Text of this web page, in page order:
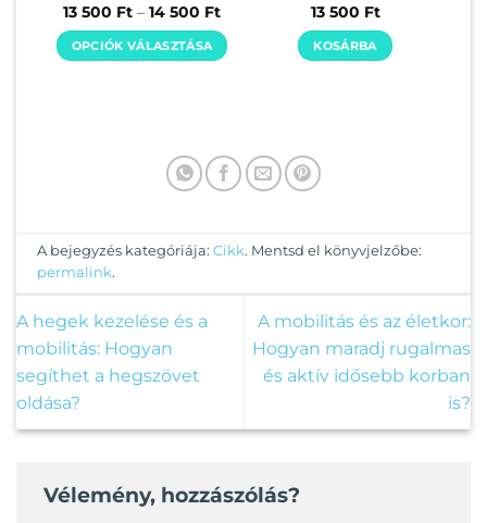
Értékelés:5
/ 5
13 500 Ft – 14 500 FtÁrtartomány:
500 Ft
-
OPCIÓK VÁLASZTÁSA
variációja
van.
a
ki
Értékelés:5
/ 5
13 500 Ft
KOSÁRBA
A bejegyzés kategóriája:Cikk. Mentsd el könyvjelzőbe:
permalink.
A hegek kezelése és a
mobilitás: Hogyan
segíthet a hegszövet
oldása?
A mobilitás és az életkor:
Hogyan maradj rugalmas
és aktív idősebb korban
is?
Vélemény, hozzászólás?